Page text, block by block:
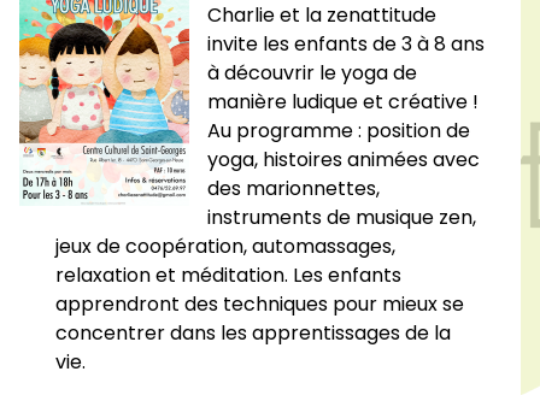
Charlie et la zenattitude
invite les enfants de 3 à 8 ans
à découvrir le yoga de
manière ludique et créative !
Au programme : position de
yoga, histoires animées avec
des marionnettes,
instruments de musique zen,
jeux de coopération, automassages,
relaxation et méditation. Les enfants
apprendront des techniques pour mieux se
concentrer dans les apprentissages de la
vie.